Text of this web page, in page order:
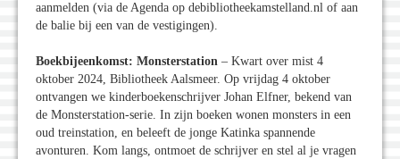
aanmelden (via de Agenda op debibliotheekamstelland.nl of aan
de balie bij een van de vestigingen).
Boekbijeenkomst: Monsterstation – Kwart over mist 4
oktober 2024, Bibliotheek Aalsmeer. Op vrijdag 4 oktober
ontvangen we kinderboekenschrijver Johan Elfner, bekend van
de Monsterstation-serie. In zijn boeken wonen monsters in een
oud treinstation, en beleeft de jonge Katinka spannende
avonturen. Kom langs, ontmoet de schrijver en stel al je vragen